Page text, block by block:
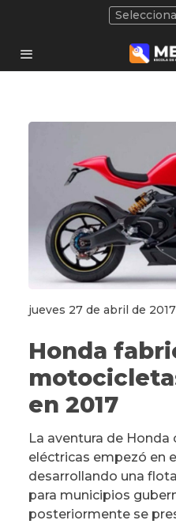
jueves 27 de abril de 2017
Honda
en 2017
La aventura de
eléctricas empezó en
desarrollando una
para municipios
posteriormente se